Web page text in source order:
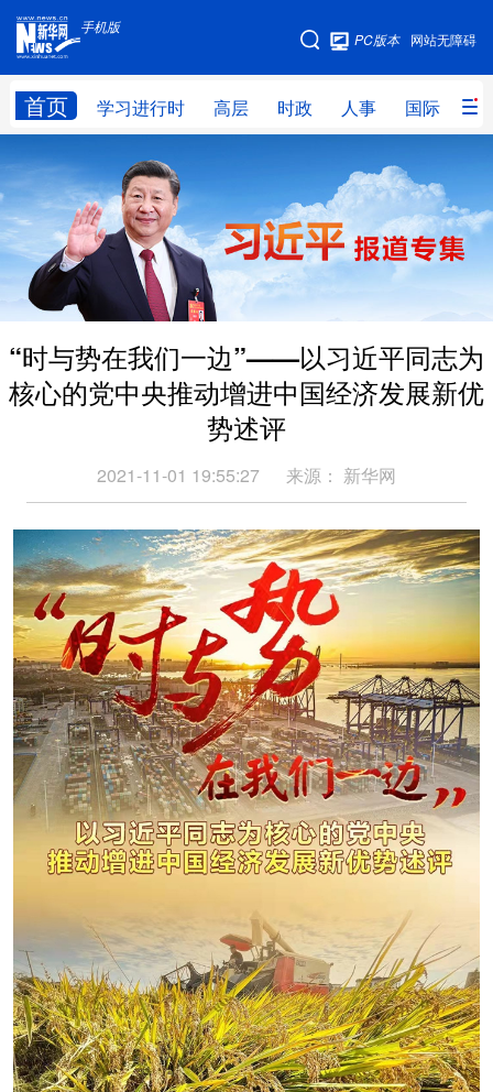
手机版
网站无障碍
PC版本
首页 学习进行时 高层 时政 人事 国际 财
手机版
网站地图
学习进行时 高层 人事
国际 财经 网评 港澳
台湾 思客智库 全球连线 教育
科技 科创 量子
文化 书画 健康 军事
访谈 视频 图片 政务
中央文件
人居 信息化 数字经济
学术中国 乡村振兴 银龄 溯源中国
城市 旅游 能源 会展
彩票 娱乐 时尚 悦读
公益 一带一路 亚太网 上市公司
文化产业
地方频道
北京 天津 河北 山西
安徽 福建 江西
山东 河南 湖北 湖南
广东 广西 海南 重庆
四川 贵州 云南 西藏
“时与势在我们一边”——以习近平同志为
核心的党中央推动增进中国经济发展新优
势述评
2021-11-01 19:55:27 来源： 新华网